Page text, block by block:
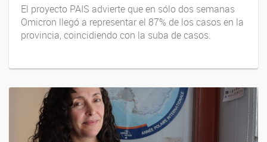
El proyecto PAIS advierte que en sólo dos semanas
Omicron llegó a representar el 87% de los casos en la
provincia, coincidiendo con la suba de casos.